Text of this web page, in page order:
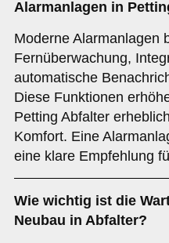
Alarmanlagen in
Moderne Alarmanlagen
Fernüberwachung,
automatische
Diese Funktionen
Petting Abfalter
Komfort. Eine
eine klare Empfehlung
Wie wichtig ist die
Neubau in Abfalter?